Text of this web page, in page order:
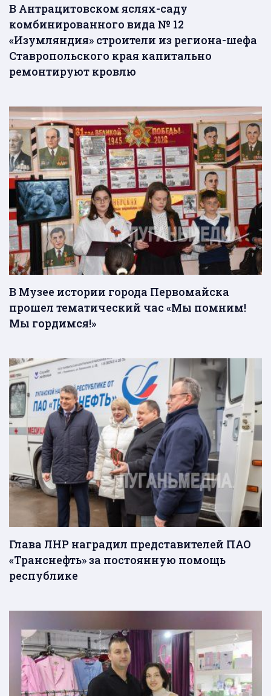
В Антрацитовском яслях-саду
комбинированного вида № 12
«Изумляндия» строители из региона-шефа
Ставропольского края капитально
ремонтируют кровлю
В Музее истории города Первомайска
прошел тематический час «Мы помним!
Мы гордимся!»
Глава ЛНР наградил представителей ПАО
«Транснефть» за постоянную помощь
республике